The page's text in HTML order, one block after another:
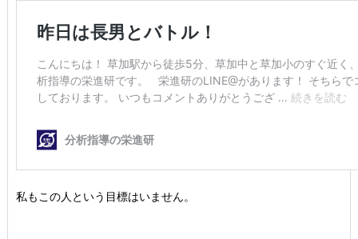
私もこの人という目標はいません。